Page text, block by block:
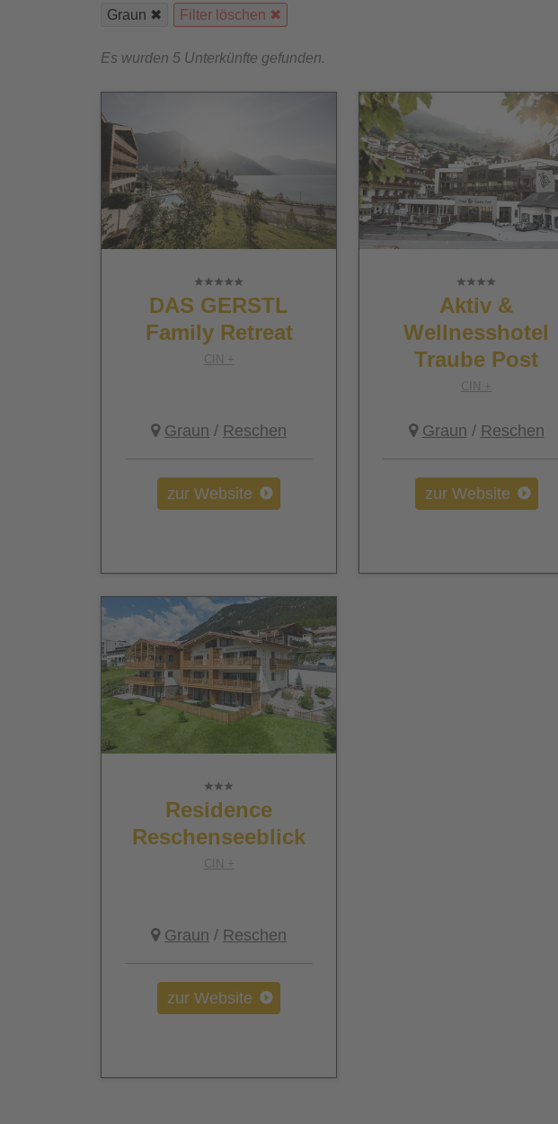
Graun Filter löschen
Es wurden 5 Unterkünfte gefunden.
DAS GERSTL
Family Retreat
CIN +
Graun / Reschen
zur Website
Aktiv &
Wellnesshotel
Traube Post
CIN +
Graun / Reschen
zur Website
Residence
Reschenseeblick
CIN +
Graun / Reschen
zur Website